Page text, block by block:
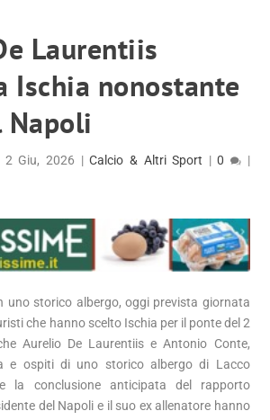
Laurentiis
Ischia nonostante
Napoli
2 Giu, 2026 |Calcio & Altri Sport |0 |
uno storico albergo, oggi prevista giornata
che hanno scelto Ischia per il ponte del 2
Aurelio De Laurentiis e Antonio Conte,
e ospiti di uno storico albergo di Lacco
la conclusione anticipata del rapporto
del Napoli e il suo ex allenatore hanno